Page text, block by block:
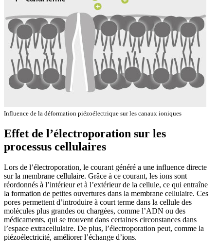
Influence de la déformation piézoélectrique sur les canaux ioniques
Effet de l’électroporation sur les
processus cellulaires
Lors de l’électroporation, le courant généré a une influence directe
sur la membrane cellulaire. Grâce à ce courant, les ions sont
réordonnés à l’intérieur et à l’extérieur de la cellule, ce qui entraîne
la formation de petites ouvertures dans la membrane cellulaire. Ces
pores permettent d’introduire à court terme dans la cellule des
molécules plus grandes ou chargées, comme l’ADN ou des
médicaments, qui se trouvent dans certaines circonstances dans
l’espace extracellulaire. De plus, l’électroporation peut, comme la
piézoélectricité, améliorer l’échange d’ions.